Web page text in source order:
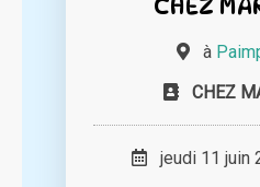
à
CHEZ
jeudi 11 juin